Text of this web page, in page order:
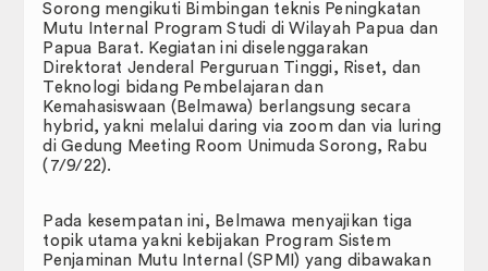
E-Certificate
Perpustakaan Digital
Pengurusan Surat
Panduan
Surat Keputusan
Sorong mengikuti Bimbingan teknis Peningkatan
Mutu Internal Program Studi di Wilayah Papua dan
Papua Barat. Kegiatan ini diselenggarakan
Direktorat Jenderal Perguruan Tinggi, Riset, dan
Teknologi bidang Pembelajaran dan
Kemahasiswaan (Belmawa) berlangsung secara
hybrid, yakni melalui daring via zoom dan via luring
di Gedung Meeting Room Unimuda Sorong, Rabu
(7/9/22).
Pada kesempatan ini, Belmawa menyajikan tiga
topik utama yakni kebijakan Program Sistem
Penjaminan Mutu Internal (SPMI) yang dibawakan